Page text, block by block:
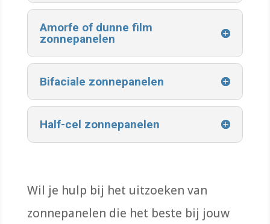
Amorfe of dunne film
zonnepanelen
Bifaciale zonnepanelen
Half-cel zonnepanelen
Wil je hulp bij het uitzoeken van
zonnepanelen die het beste bij jouw